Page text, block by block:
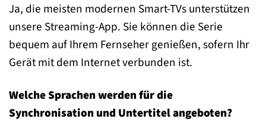
Ja, die meisten modernen Smart-TVs unterstützen
unsere Streaming-App. Sie können die Serie
bequem auf Ihrem Fernseher genießen, sofern Ihr
Gerät mit dem Internet verbunden ist.
Welche Sprachen werden für die
Synchronisation und Untertitel angeboten?